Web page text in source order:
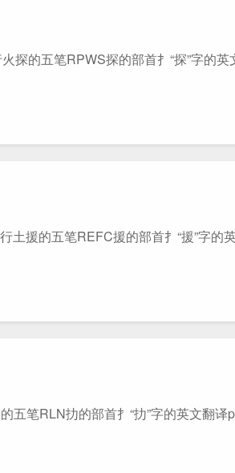
探的五笔RPWS探的部首扌“探”字的
援的五笔REFC援的部首扌“援”字的
笔RLN扐的部首扌“扐”字的英文翻译